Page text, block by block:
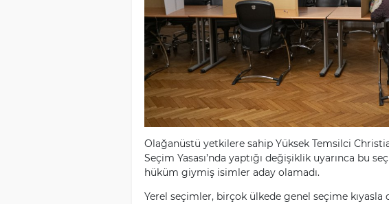
Olağanüstü yetkilere sahip Yüksek Temsilci
Seçim Yasası’nda yaptığı değişiklik uyarınca bu
hüküm giymiş isimler aday olamadı.
Yerel seçimler, birçok ülkede genel seçime